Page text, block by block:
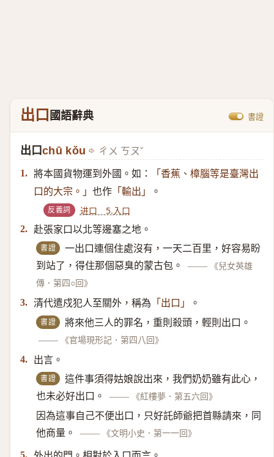
出口 國語辭典 書證
出口chū kǒu ㄔㄨ ㄎㄡˇ
1. 將本國貨物運到外國。如：
「香蕉、樟腦等是臺灣出
口的大宗。」 也作 「輸出」 。
反義詞 进口 5.入口
2. 赴張家口以北等邊塞之地。
書證
一出口連個住處沒有，一天二百里，好容易盼
到站了，得住那個惡臭的蒙古包。
——
《兒女英雄
傳．第四○回》
3. 清代遣戍犯人至關外，稱為 「出口」 。
書證
將來他三人的罪名，重則殺頭，輕則出口。
——
《官場現形記．第四八回》
4. 出言。
書證
這件事須得姑娘說出來，我們奶奶雖有此心，
也未必好出口。
—— 《紅樓夢．第五六回》
因為這事自己不便出口，只好託師爺把首縣請來，同
他商量。
—— 《文明小史．第一一回》
5.